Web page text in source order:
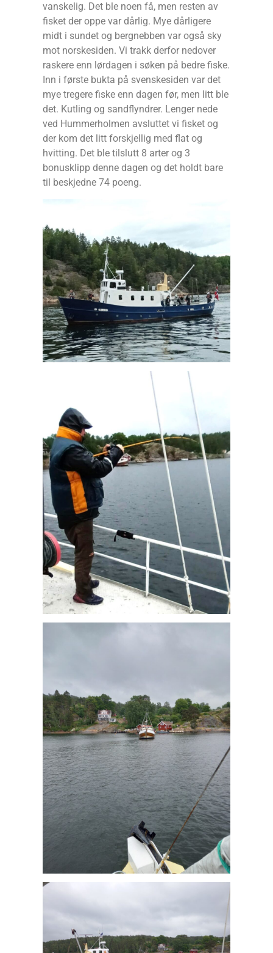
vanskelig. Det ble noen få, men resten av
fisket der oppe var dårlig. Mye dårligere
midt i sundet og bergnebben var også sky
mot norskesiden. Vi trakk derfor nedover
raskere enn lørdagen i søken på bedre fiske.
Inn i første bukta på svenskesiden var det
mye tregere fiske enn dagen før, men litt ble
det. Kutling og sandflyndrer. Lenger nede
ved Hummerholmen avsluttet vi fisket og
der kom det litt forskjellig med flat og
hvitting. Det ble tilslutt 8 arter og 3
bonusklipp denne dagen og det holdt bare
til beskjedne 74 poeng.